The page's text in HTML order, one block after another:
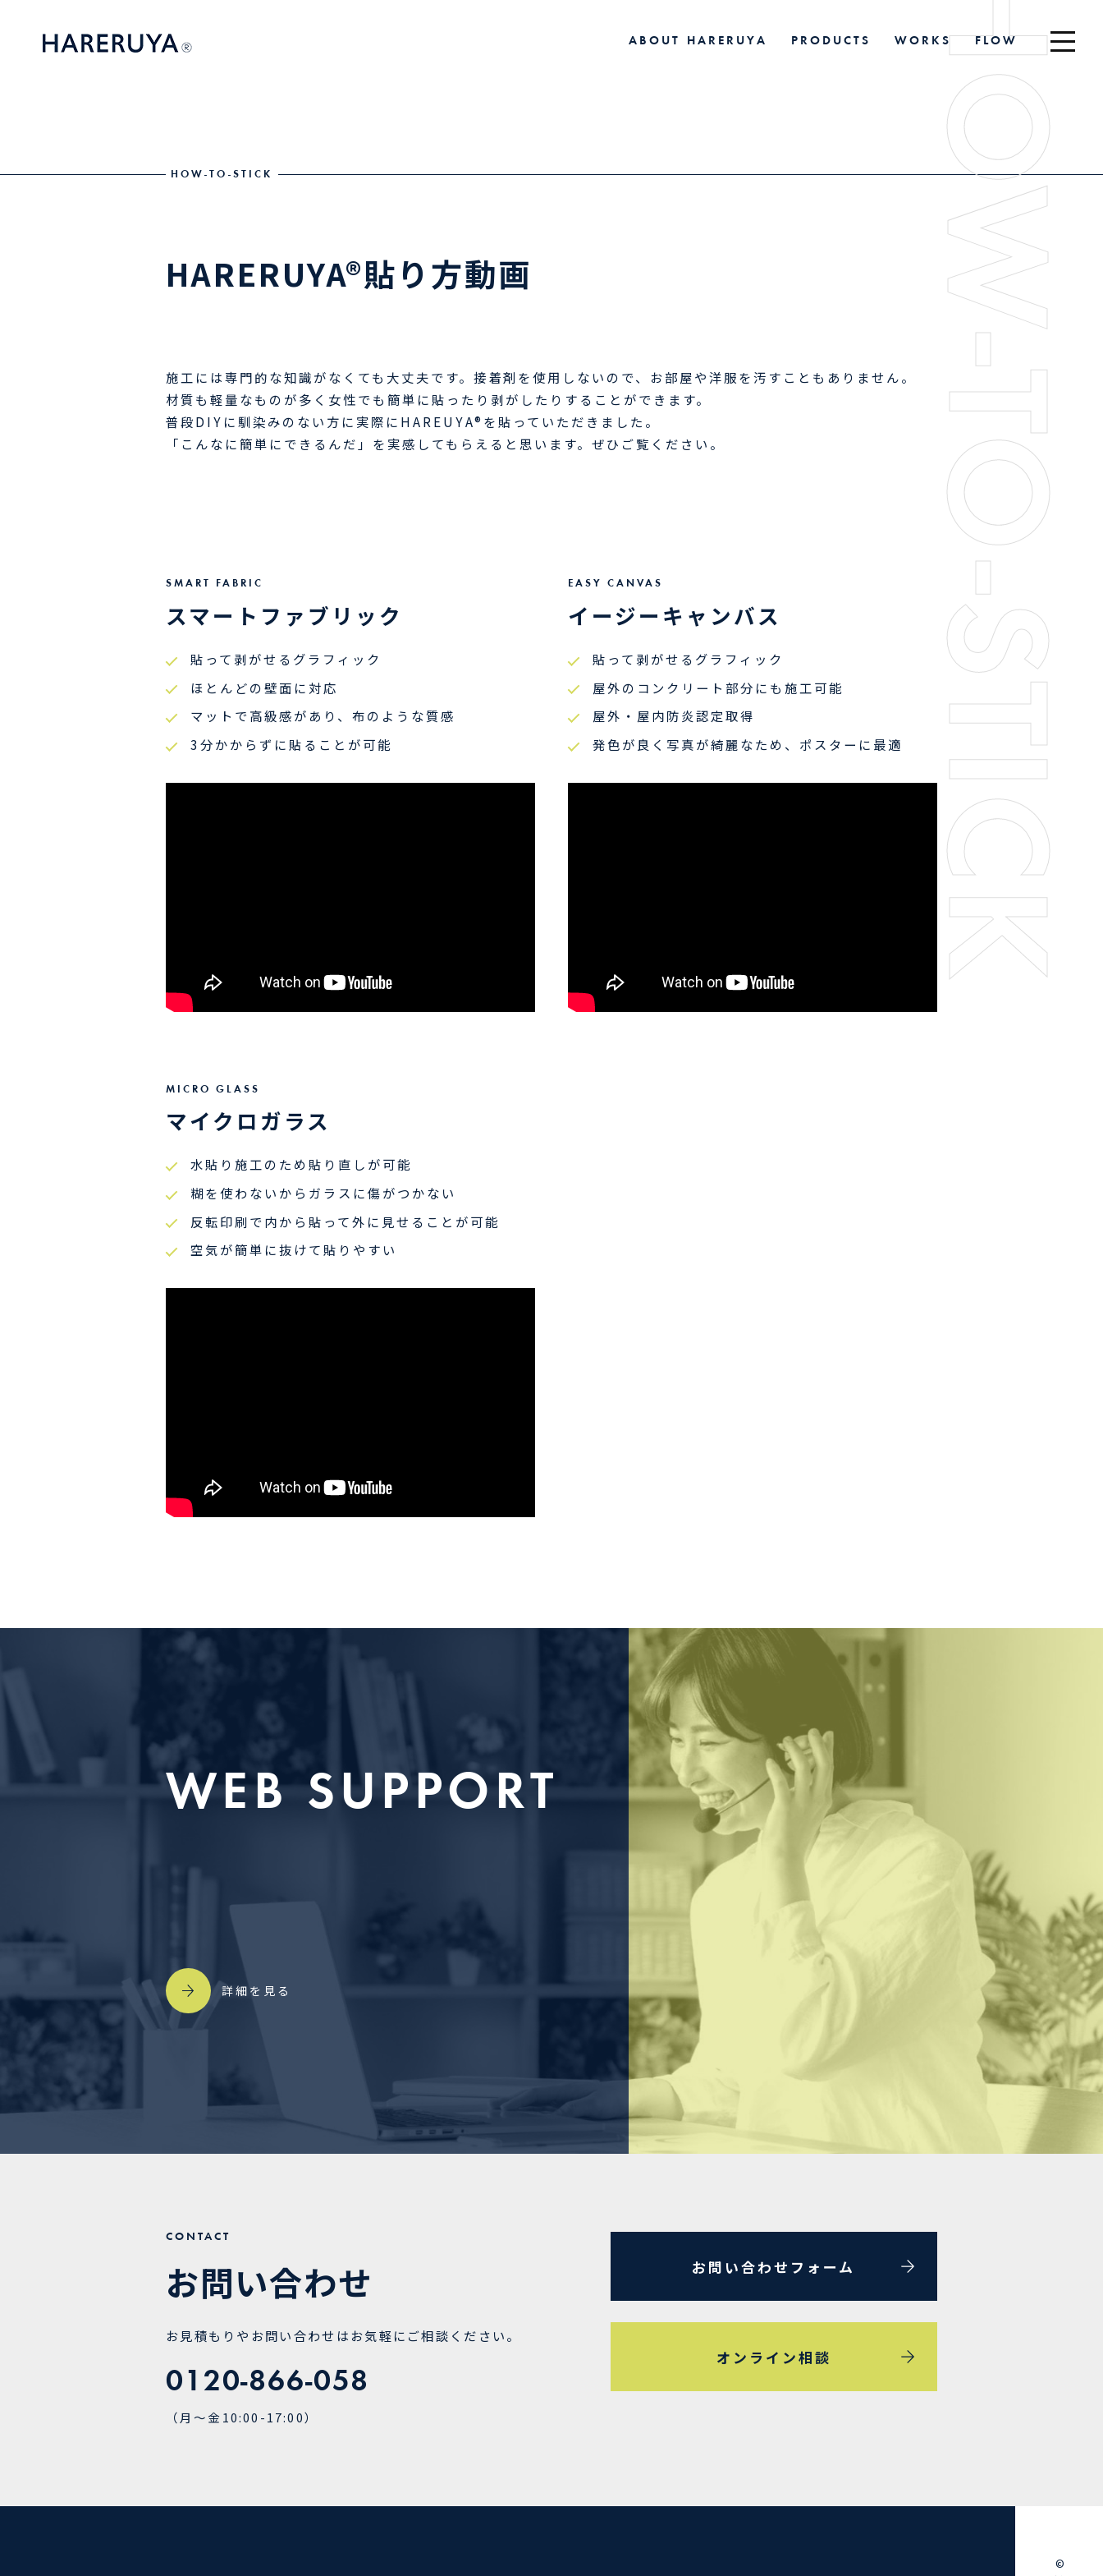
A BO UT H A R E R U Y A
P R O D U C T S
W O R K S
S
F LO W
FLOW
HOW-TO-STICK HOW-TO-STICK
HARERUYA®︎貼り方動画
施工には専門的な知識がなくても大丈夫です。接着剤を使用しないので、お部屋や洋服を汚すこともありません。
材質も軽量なものが多く女性でも簡単に貼ったり剥がしたりすることができます。
普段DIYに馴染みのない方に実際にHAREUYA®︎を貼っていただきました。
「こんなに簡単にできるんだ」を実感してもらえると思います。ぜひご覧ください。
SMART FABRIC
スマートファブリック
貼って剥がせるグラフィック
ほとんどの壁面に対応
マットで高級感があり、布のような質感
3分かからずに貼ることが可能
EASY CANVAS
イージーキャンバス
貼って剥がせるグラフィック
屋外のコンクリート部分にも施工可能
屋外・屋内防炎認定取得
発色が良く写真が綺麗なため、ポスターに最適
MICRO GLASS
マイクロガラス
水貼り施工のため貼り直しが可能
糊を使わないからガラスに傷がつかない
反転印刷で内から貼って外に見せることが可能
空気が簡単に抜けて貼りやすい
WEB SUPPORT
詳細を見る
CONTACT
お問い合わせ
お見積もりやお問い合わせはお気軽にご相談ください。
0120-866-058
（月～金10:00-17:00）
お問い合わせフォーム
オンライン相談